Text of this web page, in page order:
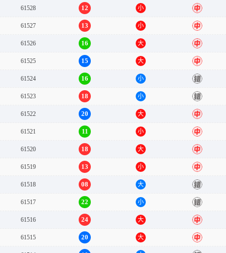
61528 12 小 中
61527 13 小 中
61526 16 大 中
61525 15 大 中
61524 16 小 错
61523 18 小 错
61522 20 大 中
61521 11 小 中
61520 18 大 中
61519 13 小 中
61518 08 大 错
61517 22 小 错
61516 24 大 中
61515 20 大 中